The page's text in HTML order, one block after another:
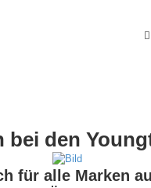
bei den
für alle Marken